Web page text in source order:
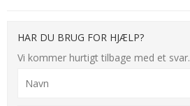
HAR DU BRUG FOR HJÆLP?
Vi kommer hurtigt tilbage med et svar.